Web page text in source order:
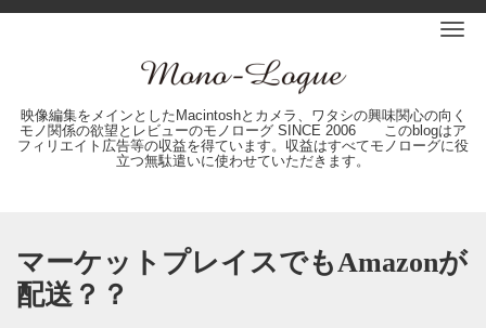
映像編集をメインとしたMacintoshとカメラ、ワタシの興味関心の向く
モノ関係の欲望とレビューのモノローグ SINCE 2006 このblogはア
フィリエイト広告等の収益を得ています。収益はすべてモノローグに役
立つ無駄遣いに使わせていただきます。
マーケットプレイスでもAmazonが
配送？？